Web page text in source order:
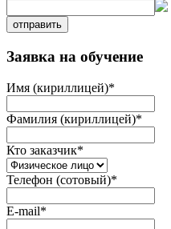
отправить
Заявка на обучение
Имя (кириллицей)*
Фамилия (кириллицей)*
Кто заказчик*
Телефон (сотовый)*
E-mail*